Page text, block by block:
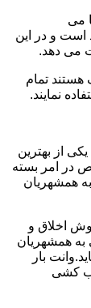
می
است و در این
می دهد.
هستند تمام
نمایند.
از بهترین
در امر بسته
همشهریان
اخلاق و
همشهریان
بار
کشی